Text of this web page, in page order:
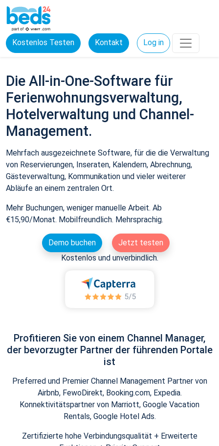
Kostenlos Testen Kontakt Log in
Die All-in-One-Software für
Ferienwohnungsverwaltung,
Hotelverwaltung und Channel-
Management.
Mehrfach ausgezeichnete Software, für die die Verwaltung
von Reservierungen, Inseraten, Kalendern, Abrechnung,
Gästeverwaltung, Kommunikation und vieler weiterer
Abläufe an einem zentralen Ort.
Mehr Buchungen, weniger manuelle Arbeit. Ab
€15,90/Monat. Mobilfreundlich. Mehrsprachig.
Demo buchen
Jetzt testen
Kostenlos und unverbindlich.
Profitieren Sie von einem Channel Manager,
der bevorzugter Partner der führenden Portale
ist
Preferred und Premier Channel Management Partner von
Airbnb, FewoDirekt, Booking.com, Expedia.
Konnektivitätspartner von Marriott, Google Vacation
Rentals, Google Hotel Ads.
Zertifizierte hohe Verbindungsqualität + Erweiterte